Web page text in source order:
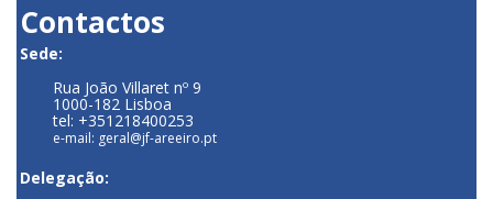
Contactos
Sede:
Rua João Villaret nº 9
1000-182 Lisboa
tel: +351218400253
e-mail: geral@jf-areeiro.pt
Delegação: